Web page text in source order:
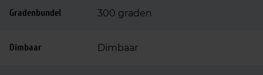
Gradenbundel 300 graden
Dimbaar Dimbaar